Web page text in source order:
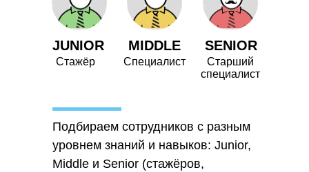
Подбираем сотрудников с разным
уровнем знаний и навыков: Junior,
Middle и Senior (стажёров,
JUNIOR
Стажёр
MIDDLE
Специалист
SENIOR
Старший
специалист